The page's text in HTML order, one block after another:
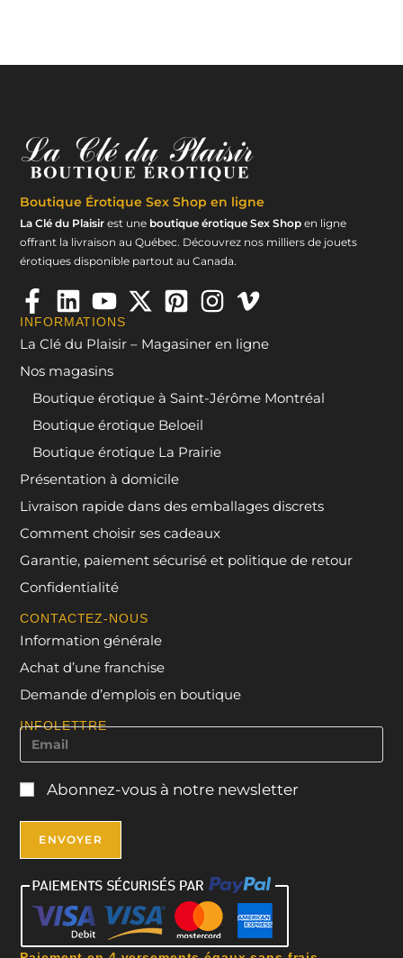
Boutique Érotique Sex Shop en ligne
La Clé du Plaisir est une boutique érotique Sex Shop en ligne
offrant la livraison au Québec. Découvrez nos milliers de jouets
érotiques disponible partout au Canada.
INFORMATIONS
La Clé du Plaisir – Magasiner en ligne
Nos magasins
Boutique érotique à Saint-Jérôme Montréal
Boutique érotique Beloeil
Boutique érotique La Prairie
Présentation à domicile
Livraison rapide dans des emballages discrets
Comment choisir ses cadeaux
Garantie, paiement sécurisé et politique de retour
Confidentialité
CONTACTEZ-NOUS
Information générale
Achat d’une franchise
Demande d’emplois en boutique
INFOLETTRE
Abonnez-vous à notre newsletter